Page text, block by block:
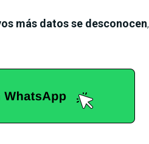
más datos se desconocen